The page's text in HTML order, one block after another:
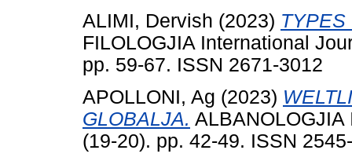
ALIMI, Dervish (2023) TYPES
FILOLOGJIA International
pp. 59-67. ISSN 2671-3012
APOLLONI, Ag (2023)
GLOBALJA.
(19-20). pp. 42-49. ISSN